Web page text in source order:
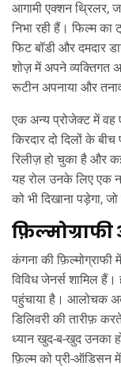
आगामी एक्शन थ्रिलर,
निभा रही हैं। फिल्म
फिट बॉडी और दमदार
शोज़ में अपने व्यक्तिगत
रूटीन अपनाया और
एक अन्य प्रोजेक्ट में वह
किरदार दो दिलों के
रिलीज़ हो चुका है और
यह रोल उनके लिए एक
को भी दिखाना पड़ेगा,
कंगना की फ़िल्मोग्राफी
विविध जेनर्स शामिल
पहुंचाया है। आलोचक
डिलिवरी की तारीफ़
ध्यान खुद-ब-खुद उनका
फ़िल्म को प्री‑ऑडिसन में